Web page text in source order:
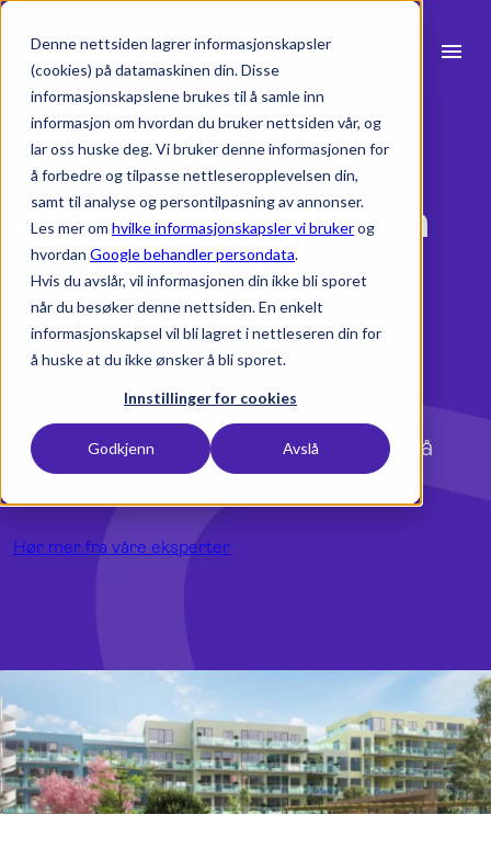
Denne nettsiden lagrer informasjonskapsler
(cookies) på datamaskinen din. Disse
informasjonskapslene brukes til å samle inn
informasjon om hvordan du bruker nettsiden vår, og
lar oss huske deg. Vi bruker denne informasjonen for
å forbedre og tilpasse nettleseropplevelsen din,
samt til analyse og persontilpasning av annonser.
Les mer om hvilke informasjonskapsler vi brukerog
hvordan Google behandler persondata.
Hvis du avslår, vil informasjonen din ikke bli sporet
når du besøker denne nettsiden. En enkelt
informasjonskapsel vil bli lagret i nettleseren din for
å huske at du ikke ønsker å bli sporet.
Innstillinger for cookies
Godkjenn Avslå
menu
Produkter
Bransjer
Ressurser
Integrasjoner
search
Dansk
English
Demo
Logg inn
Referanse | Karl Knudsen
Brukervennligheten
er det viktigste
Tryggheten i å vite at andre i samme
bransje, med samme behov og brukte
Milient, ble avgjørende for valget.
Tilgjengelighet og god support var også
med på å gjøre valget enklere.
Hør mer fra våre eksperter